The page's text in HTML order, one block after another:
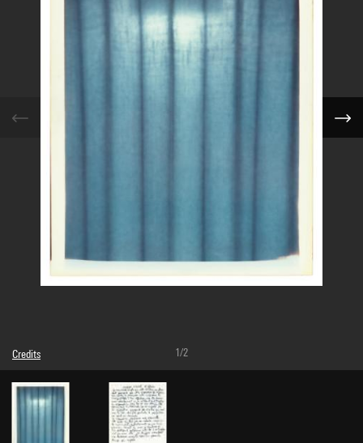
Credits
Caption : Recto
© Alain Baczynsky
Photo credits : Hervé Véronèse - Centre Pompidou, MNAM-CCI
Image reference : 4N53273
GrandPalaisRmnPhoto
1/2